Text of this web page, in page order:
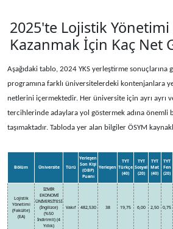
2025'te Lojistik
Kazanmak İçin Kaç Net
Aşağıdaki tablo, 2024 YKS yerleştirme sonuçlarına
programına farklı üniversitelerdeki kontenjanlara
netlerini içermektedir. Her üniversite için ayrı ayrı
tercihlerinde adaylara yol göstermek adına önemli
taşımaktadır. Tabloda yer alan bilgiler ÖSYM
Bölüm Üniversite Türü
Yerleşen
Son Kişi
(OBP)
Puanı
Yerleşen
TYT
Türkçe
(40)
TYT
Sosyal
(20)
TYT
Mat
(40)
TYT
Fen
(20)
Lojistik
Yönetimi
(Fakülte)
(EA)
İZMİR
EKONOMİ
ÜNİVERSİTESİ
(İngilizce)
(%50
İndirimli) (4
Yıllık)
Vakıf 482,530 38 19,75 6,00 2,50 0,75